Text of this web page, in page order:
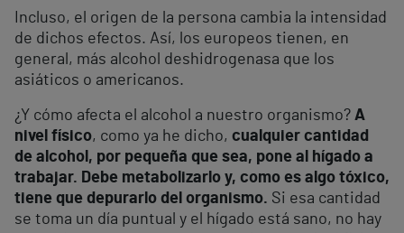
Incluso, el origen de la persona cambia la intensidad
de dichos efectos. Así, los europeos tienen, en
general, más alcohol deshidrogenasa que los
asiáticos o americanos.
¿Y cómo afecta el alcohol a nuestro organismo? A
nivel físico, como ya he dicho, cualquier cantidad
de alcohol, por pequeña que sea, pone al hígado a
trabajar. Debe metabolizarlo y, como es algo tóxico,
tiene que depurarlo del organismo. Si esa cantidad
se toma un día puntual y el hígado está sano, no hay